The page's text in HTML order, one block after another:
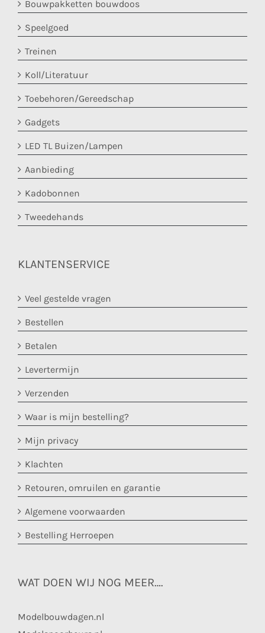
Bouwpakketten bouwdoos
Speelgoed
Treinen
Koll/Literatuur
Toebehoren/Gereedschap
Gadgets
LED TL Buizen/Lampen
Aanbieding
Kadobonnen
Tweedehands
KLANTENSERVICE
Veel gestelde vragen
Bestellen
Betalen
Levertermijn
Verzenden
Waar is mijn bestelling?
Mijn privacy
Klachten
Retouren, omruilen en garantie
Algemene voorwaarden
Bestelling Herroepen
WAT DOEN WIJ NOG MEER….
Modelbouwdagen.nl